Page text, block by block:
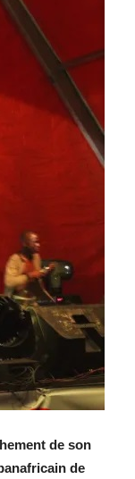
de son
de